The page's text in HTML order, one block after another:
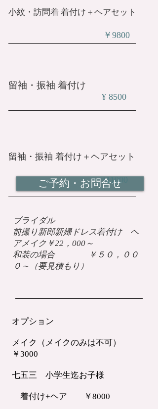
ご予約・お問合せ
小紋・訪問着 着付け＋ヘアセット
​￥9800
留袖・振袖 着付け
¥ 8500
留袖・振袖 着付け＋ヘアセット
\11000
​ブライダル
​前撮り新郎新婦ドレス着付け ヘ
アメイク￥22，000～
和装の場合 ￥５０，００
０～（要見積もり）
​オプション
メイク（メイクのみは不可）
￥3000
​七五三 小学生迄お子様
着付け+ヘア ￥8000